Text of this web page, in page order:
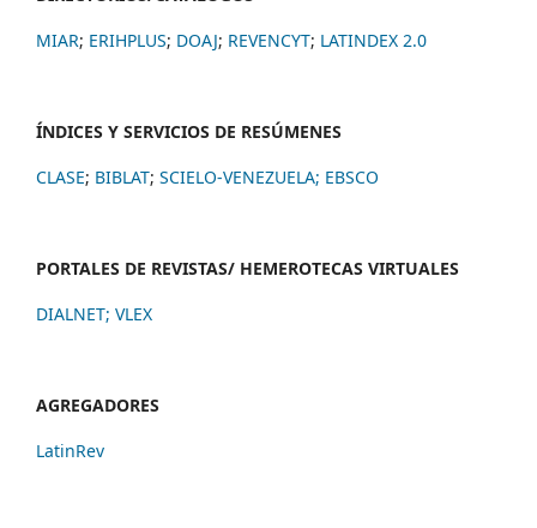
MIAR; ERIHPLUS; DOAJ; REVENCYT; LATINDEX 2.0
ÍNDICES Y SERVICIOS DE RESÚMENES
CLASE; BIBLAT; SCIELO-VENEZUELA; EBSCO
PORTALES DE REVISTAS/ HEMEROTECAS VIRTUALES
DIALNET; VLEX
AGREGADORES
LatinRev